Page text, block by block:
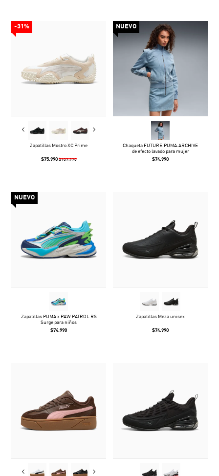
-31%
Zapatillas Mostro XC Prime
$75.990 $109.990
NUEVO
Chaqueta FUTURE.PUMA.ARCHIVE
de efecto lavado para mujer
$74.990
NUEVO
Zapatillas PUMA x PAW PATROL RS
Surge para niños
$74.990
Zapatillas Meza unisex
$74.990